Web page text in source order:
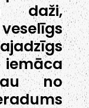
daži,
no